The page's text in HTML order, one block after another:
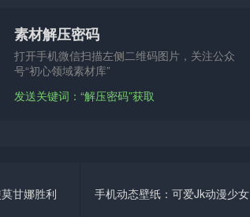
素材解压密码
打开手机微信扫描左侧二维码图片，关注公众
号“初心领域素材库”
发送关键词：“解压密码”获取
甘娜胜利
手机动态壁纸：可爱Jk动漫少女